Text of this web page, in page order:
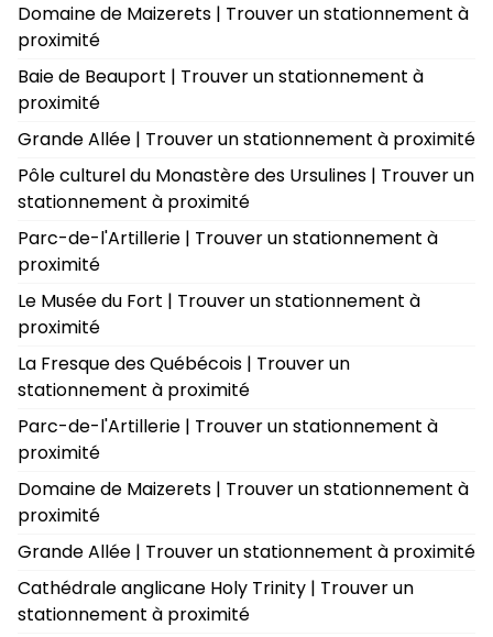
Domaine de Maizerets | Trouver un stationnement à
proximité
Baie de Beauport | Trouver un stationnement à
proximité
Grande Allée | Trouver un stationnement à proximité
Pôle culturel du Monastère des Ursulines | Trouver un
stationnement à proximité
Parc-de-l'Artillerie | Trouver un stationnement à
proximité
Le Musée du Fort | Trouver un stationnement à
proximité
La Fresque des Québécois | Trouver un
stationnement à proximité
Parc-de-l'Artillerie | Trouver un stationnement à
proximité
Domaine de Maizerets | Trouver un stationnement à
proximité
Grande Allée | Trouver un stationnement à proximité
Cathédrale anglicane Holy Trinity | Trouver un
stationnement à proximité